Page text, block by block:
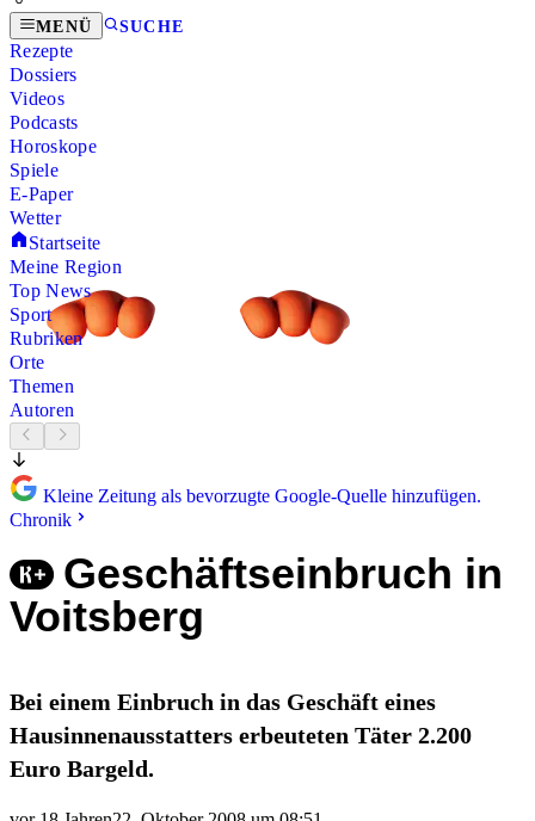
MENÜ SUCHE
Rezepte
Dossiers
Videos
Podcasts
Horoskope
Spiele
E-Paper
Wetter
Startseite
Meine Region
Top News
Sport
Rubriken
Orte
Themen
Autoren
Kleine Zeitung als bevorzugte Google-Quelle hinzufügen.
Chronik
Geschäftseinbruch in
Voitsberg
Bei einem Einbruch in das Geschäft eines
Hausinnenausstatters erbeuteten Täter 2.200
Euro Bargeld.